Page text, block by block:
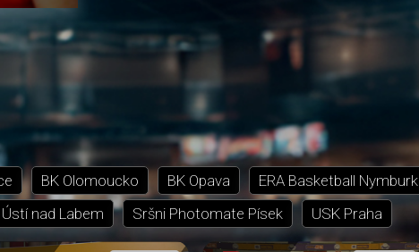
BK Olomoucko BK Opava ERA Basketball Nymburk
Ústí nad Labem Sršni Photomate Písek USK Praha